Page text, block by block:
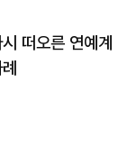
떠오른 연예계